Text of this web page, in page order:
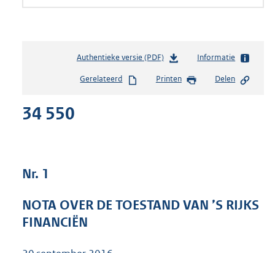
Authentieke versie (PDF)b
s
o
t
Informatie
Gerelateerd Printen Delen
34 550
Nr. 1
NOTA OVER DE TOESTAND VAN ’S RIJKS
FINANCIËN